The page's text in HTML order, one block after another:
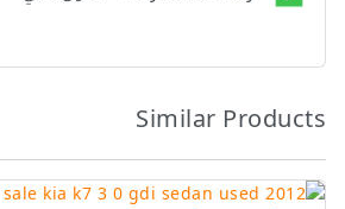
Similar Products